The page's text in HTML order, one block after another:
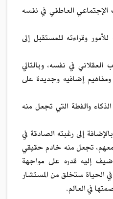
العاطفي في نفسه
وقراءته للمستقبل إلى
في نفسه، وبالتالي
إضافيه وجديدة على
والفطة التي تجعل منه
إلى رغبته الصادقة في
تجعل منه خادم حقيقي
إليه قدره على مواجهة
الحياة ستخلق من المستشار
في العالم.